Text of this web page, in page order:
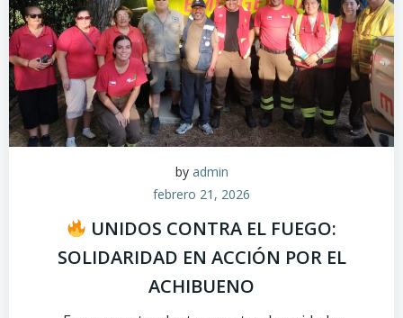
by admin
febrero 21, 2026
UNIDOS CONTRA EL FUEGO:
SOLIDARIDAD EN ACCIÓN POR EL
ACHIBUENO